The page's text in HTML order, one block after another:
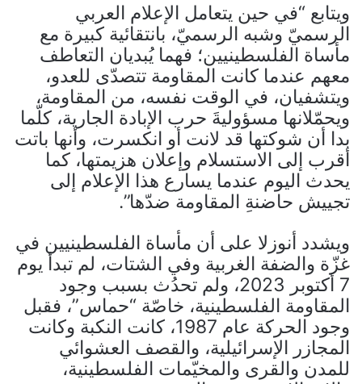
ويتابع “في حين يتعامل الإعلام العربي
الرسميّ وشبه الرسميّ، بانتقائية كبيرة مع
مأساة الفلسطينيين؛ فهما يُبديان التعاطف
معهم عندما كانت المقاومة تتصدّى للعدو،
ويتشفيان، في الوقت نفسه، من المقاومة،
ويحمّلانها مسؤوليةَ حرب الإبادة الجارية، كلّما
بدا أن شوكتها قد لانت أو انكسرت، وأنها باتت
أقرب إلى الاستسلام وإعلان هزيمتها، كما
يحدث اليوم عندما يسارع هذا الإعلام إلى
تجييش حاضنةِ المقاومة ضدّها”.
ويشدد أنوزلا على أن مأساة الفلسطينيين في
غزّة والضفة الغربية وفي الشتات، لم تبدأ يوم
7 أكتوبر 2023، ولم تحدُث بسبب وجود
المقاومة الفلسطينية، خاصّة “حماس”، فقبل
وجود الحركة عام 1987، كانت النكبة وكانت
المجازر الإسرائيلية، والقصف العشوائي
للمدن والقرى والمخيّمات الفلسطينية،